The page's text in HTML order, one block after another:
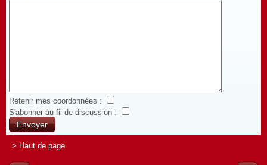
Retenir mes coordonnées :
S'abonner au fil de discussion :
> Haut de page